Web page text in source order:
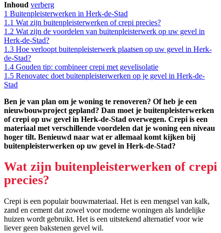
Inhoud verberg
1 Buitenpleisterwerken in Herk-de-Stad
1.1 Wat zijn buitenpleisterwerken of crepi precies?
1.2 Wat zijn de voordelen van buitenpleisterwerk op uw gevel in
Herk-de-Stad?
1.3 Hoe verloopt buitenpleisterwerk plaatsen op uw gevel in Herk-
de-Stad?
1.4 Gouden tip: combineer crepi met gevelisolatie
1.5 Renovatec doet buitenpleisterwerken op je gevel in Herk-de-
Stad
Ben je van plan om je woning te renoveren? Of heb je een
nieuwbouwproject gepland? Dan moet je buitenpleisterwerken
of crepi op uw gevel in Herk-de-Stad overwegen. Crepi is een
materiaal met verschillende voordelen dat je woning een niveau
hoger tilt. Benieuwd naar wat er allemaal komt kijken bij
buitenpleisterwerken op uw gevel in Herk-de-Stad?
Wat zijn buitenpleisterwerken of crepi
precies?
Crepi is een populair bouwmateriaal. Het is een mengsel van kalk,
zand en cement dat zowel voor moderne woningen als landelijke
huizen wordt gebruikt. Het is een uitstekend alternatief voor wie
liever geen bakstenen gevel wil.